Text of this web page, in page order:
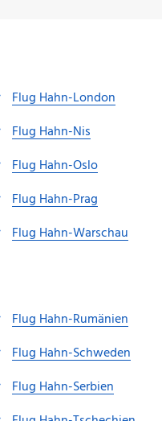
Flug Hahn-London
Flug Hahn-Nis
Flug Hahn-Oslo
Flug Hahn-Prag
Flug Hahn-Warschau
Flug Hahn-Rumänien
Flug Hahn-Schweden
Flug Hahn-Serbien